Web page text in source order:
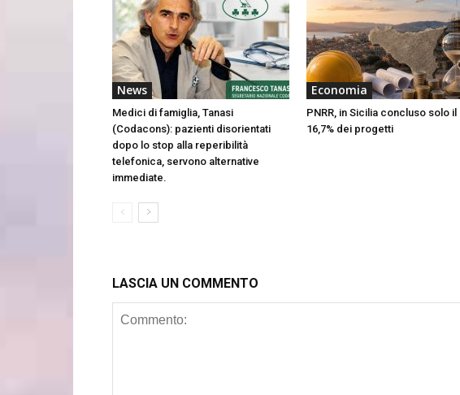
News
Medici di famiglia, Tanasi
(Codacons): pazienti disorientati
dopo lo stop alla reperibilità
telefonica, servono alternative
immediate.
Economia
PNRR, in Sicilia concluso solo il
16,7% dei progetti
LASCIA UN COMMENTO